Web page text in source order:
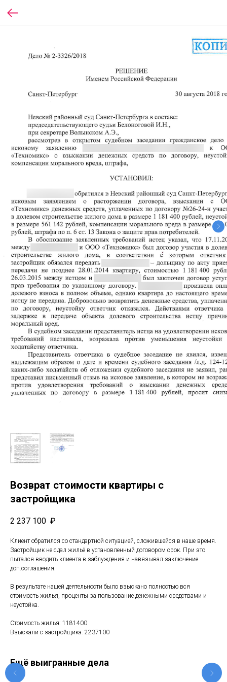
Возврат стоимости квартиры с
застройщика
2 237 100 ₽
Клиент обратился со стандартной ситуацией, сложившейся в наше время.
Застройщик не сдал жильё в установленный договором срок. При это
пытался вводить клиента в заблуждения и навязывал заключение
доп.соглашения.
В результате нашей деятельности было взыскано полностью вся
стоимость жилья, проценты за пользование денежными средствами и
неустойка.
Стоимость жилья: 1181400
Взыскали с застройщика: 2237100
Ещё выигранные дела